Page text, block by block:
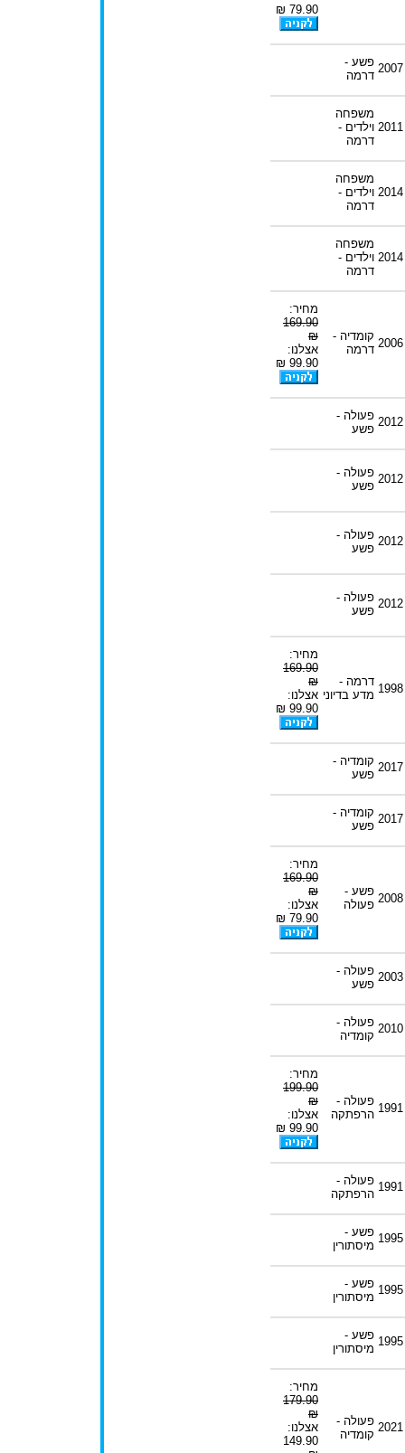
79.90 ₪
2007 פשע -
דרמה
2011
משפחה
וילדים -
דרמה
2014
משפחה
וילדים -
דרמה
2014
משפחה
וילדים -
דרמה
2006
קומדיה -
דרמה
מחיר:
169.90
₪
אצלנו:
99.90 ₪
2012 פעולה -
פשע
2012 פעולה -
פשע
2012 פעולה -
פשע
2012 פעולה -
פשע
1998
דרמה -
מדע בדיוני
מחיר:
169.90
₪
אצלנו:
99.90 ₪
2017 קומדיה -
פשע
2017 קומדיה -
פשע
2008
פשע -
פעולה
מחיר:
169.90
₪
אצלנו:
79.90 ₪
2003 פעולה -
פשע
2010 פעולה -
קומדיה
1991
פעולה -
הרפתקה
מחיר:
199.90
₪
אצלנו:
99.90 ₪
1991 פעולה -
הרפתקה
1995 פשע -
מיסתורין
1995 פשע -
מיסתורין
1995 פשע -
מיסתורין
2021 פעולה -
קומדיה
מחיר:
179.90
₪
אצלנו:
149.90